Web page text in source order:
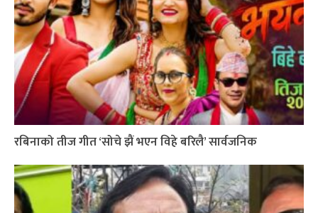
रबिनाको तीज गीत ‘सोचे झैं भएन विहे बरिलै’ सार्वजनिक